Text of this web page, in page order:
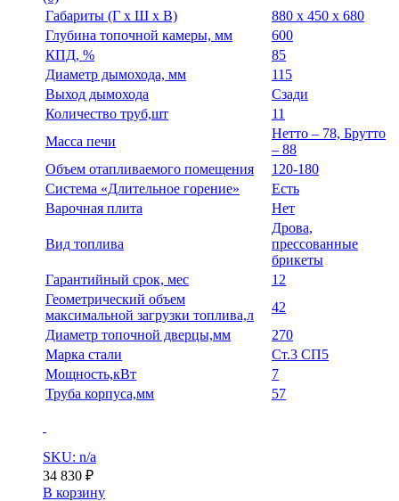
Габариты (Г х Ш х В)
880 х 450 х 680
Глубина топочной камеры, мм
600
КПД, %
85
Диаметр дымохода, мм
115
Выход дымохода
Сзади
Количество труб,шт
11
Масса печи
Нетто – 78, Брутто
– 88
Объем отапливаемого помещения
120-180
Система «Длительное горение»
Есть
Варочная плита
Нет
Вид топлива
Дрова,
прессованные
брикеты
Гарантийный срок, мес
12
Геометрический объем
максимальной загрузки топлива,л
42
Диаметр топочной дверцы,мм
270
Марка стали
Ст.3 СП5
Мощность,кВт
7
Труба корпуса,мм
57
SKU: n/a
34 830 ₽
В корзину